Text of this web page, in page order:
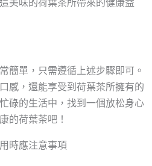
美味的荷葉茶所帶來的健康益
簡單，只需遵循上述步驟即可。
感，還能享受到荷葉茶所擁有的
碌的生活中，找到一個放松身心
的荷葉茶吧！
時應注意事項